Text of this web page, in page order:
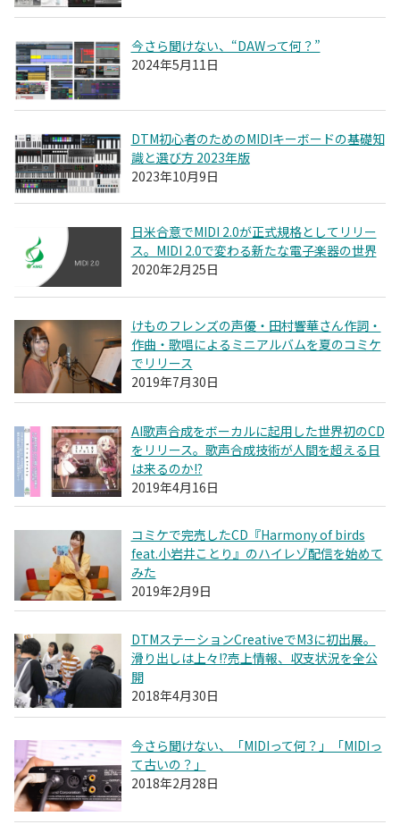
今さら聞けない、“DAWって何？”
2024年5月11日
DTM初心者のためのMIDIキーボードの基礎知
識と選び方 2023年版
2023年10月9日
日米合意でMIDI 2.0が正式規格としてリリー
ス。MIDI 2.0で変わる新たな電子楽器の世界
2020年2月25日
けものフレンズの声優・田村響華さん作詞・
作曲・歌唱によるミニアルバムを夏のコミケ
でリリース
2019年7月30日
AI歌声合成をボーカルに起用した世界初のCD
をリリース。歌声合成技術が人間を超える日
は来るのか!?
2019年4月16日
コミケで完売したCD『Harmony of birds
feat.小岩井ことり』のハイレゾ配信を始めて
みた
2019年2月9日
DTMステーションCreativeでM3に初出展。
滑り出しは上々!?売上情報、収支状況を全公
開
2018年4月30日
今さら聞けない、「MIDIって何？」「MIDIっ
て古いの？」
2018年2月28日